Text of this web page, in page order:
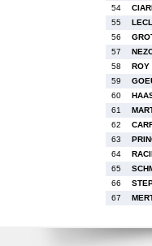
54
55
56
57
58
59
60
61
62
63
64
65
66
67